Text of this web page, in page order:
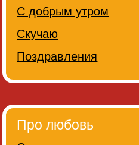
С добрым утром
Скучаю
Поздравления
Про любовь